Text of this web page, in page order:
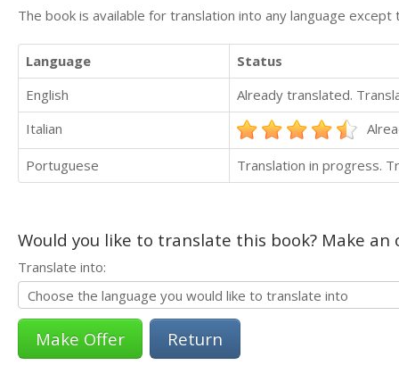
The book is available for translation into any language
Language
Status
English
Already translated.
Italian
Portuguese Translation in progress.
Would you like to translate this book? Make
Translate into:
Return